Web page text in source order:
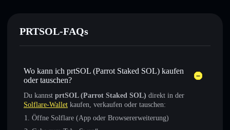
PRTSOL-FAQs
Wo kann ich prtSOL (Parrot Staked SOL) kaufen
oder tauschen?
Du kannst prtSOL (Parrot Staked SOL) direkt in der
Solflare-Wallet kaufen, verkaufen oder tauschen:
Öffne Solflare (App oder Browsererweiterung)